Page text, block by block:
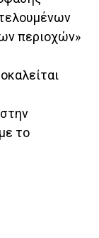
περιοχών»
το